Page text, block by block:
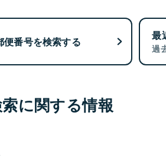
便番号を検索する 最
過
に関する情報